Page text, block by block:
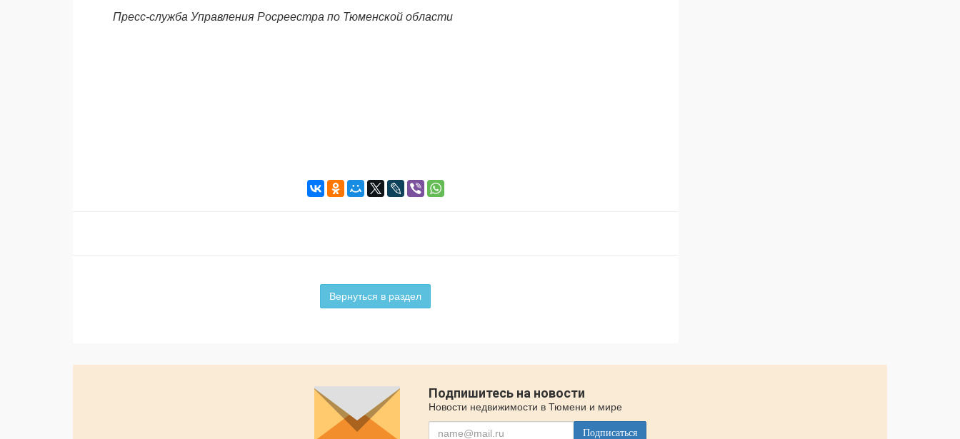
Пресс-служба Управления Росреестра по Тюменской области
Вернуться в раздел
Подпишитесь на новости
Новости недвижимости в Тюмени и мире
Подписаться